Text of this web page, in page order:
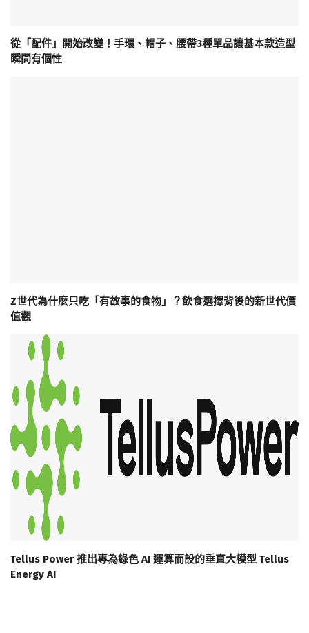
從「配件」開始改變！手環、帽子、腰帶3種單品讓基本款造型
瞬間有個性
Z世代為什麼只吃「有故事的食物」？飲食選擇背後的新世代價
值觀
Tellus Power 推出專為綠色 AI 運算而設的垂直大模型 Tellus
Energy AI